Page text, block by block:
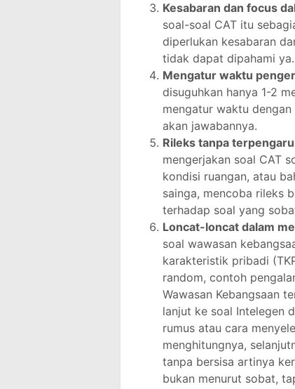
Kesabaran dan focus
soal-soal CAT itu
diperlukan kesabaran
tidak dapat dipahami
Mengatur waktu
disuguhkan hanya 1-2
mengatur waktu
akan jawabannya.
Rileks tanpa
mengerjakan soal CAT
kondisi ruangan, atau
sainga, mencoba rileks
terhadap soal yang
Loncat-loncat dalam
soal wawasan
karakteristik pribadi
random, contoh
Wawasan Kebangsaan
lanjut ke soal Intelegen
rumus atau cara
menghitungnya,
tanpa bersisa artinya
bukan menurut sobat,